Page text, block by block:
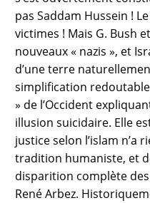
pas Saddam Hussein !
victimes ! Mais G. Bush
nouveaux « nazis », et
d’une terre
simplification
» de l’Occident
illusion suicidaire. Elle
justice selon l’islam n’a
tradition humaniste, et
disparition complète
René Arbez.